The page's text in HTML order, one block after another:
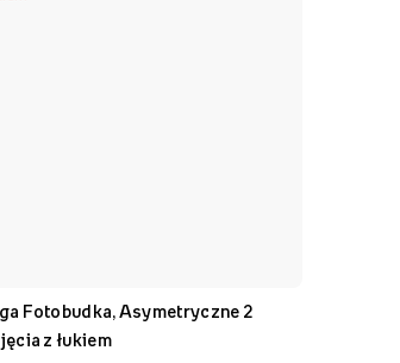
Fotobudka, Asymetryczne 2
z łukiem